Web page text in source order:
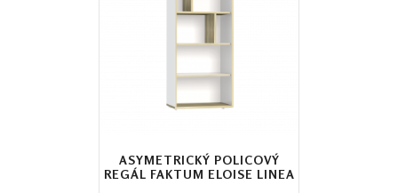
ASYMETRICKÝ POLICOVÝ
REGÁL FAKTUM ELOISE LINEA